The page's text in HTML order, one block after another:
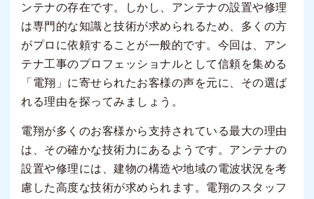
ンテナの存在です。しかし、アンテナの設置や修理
は専門的な知識と技術が求められるため、多くの方
がプロに依頼することが一般的です。今回は、アン
テナ工事のプロフェッショナルとして信頼を集める
「電翔」に寄せられたお客様の声を元に、その選ば
れる理由を探ってみましょう。
電翔が多くのお客様から支持されている最大の理由
は、その確かな技術力にあるようです。アンテナの
設置や修理には、建物の構造や地域の電波状況を考
慮した高度な技術が求められます。電翔のスタッフ